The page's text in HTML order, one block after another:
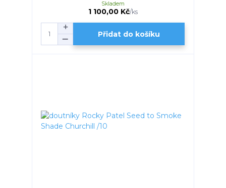
1 100,00 Kč/ks
Skladem
Přidat do košíku